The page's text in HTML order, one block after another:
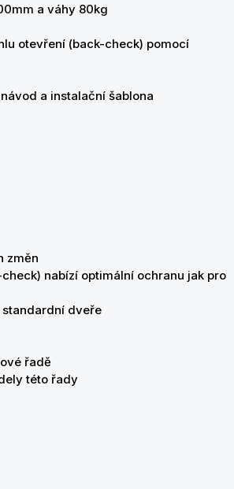
a váhy 80kg
otevření (back-check) pomocí
a instalační šablona
změn
nabízí optimální ochranu jak pro
standardní dveře
řadě
této řady